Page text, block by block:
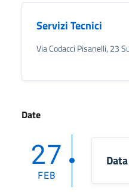
Servizi Tecnici
Via Codacci Pisanelli, 23
Date
27
FEB